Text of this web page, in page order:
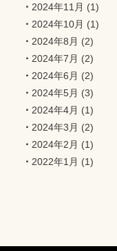
2024年11月 (1)
2024年10月 (1)
2024年8月 (2)
2024年7月 (2)
2024年6月 (2)
2024年5月 (3)
2024年4月 (1)
2024年3月 (2)
2024年2月 (1)
2022年1月 (1)